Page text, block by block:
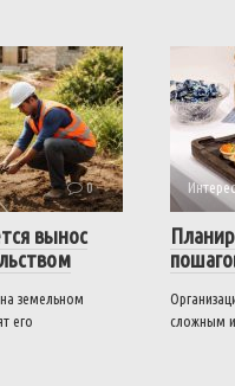
0
вынос
земельном
его
сложным